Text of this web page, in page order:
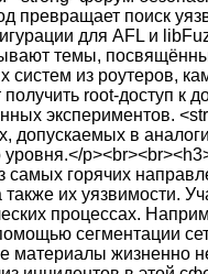
превращает поиск
для AFL и
темы,
из роутеров,
root-доступ к
экспериментов.
в
самых горячих
их уязвимости.
процессах.
сегментации
материалы жизненно